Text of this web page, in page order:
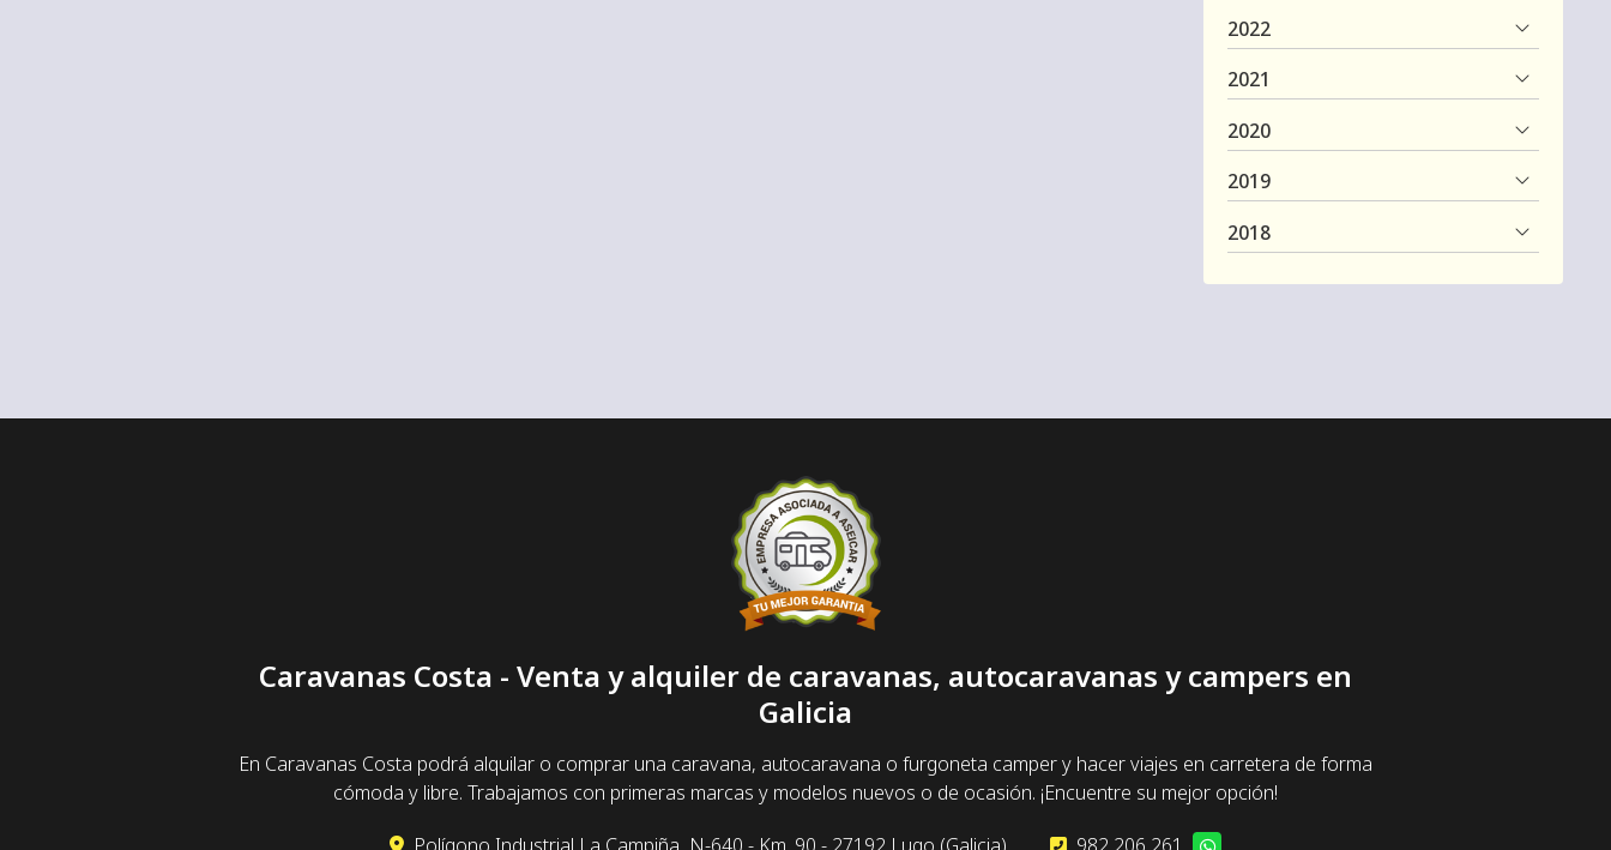
2022
2021
2020
2019
2018
Caravanas Costa - Venta y alquiler de caravanas, autocaravanas y campers en
Galicia
En Caravanas Costa podrá alquilar o comprar una caravana, autocaravana o furgoneta camper y hacer viajes en carretera de forma
cómoda y libre. Trabajamos con primeras marcas y modelos nuevos o de ocasión. ¡Encuentre su mejor opción!